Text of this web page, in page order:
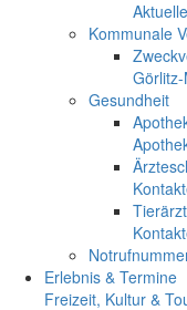
Kommunale
Gesundheit
Erlebnis & Termine
Freizeit, Kultur &